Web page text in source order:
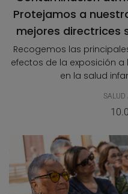
Protejamos a
mejores directrices
Recogemos las
efectos de la exposición
en la salud
SALUD